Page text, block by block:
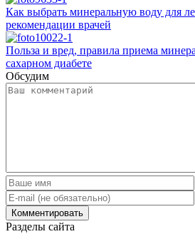
Как выбрать минеральную воду для
рекомендации врачей
Польза и вред, правила приема
сахарном диабете
Обсудим
Разделы сайта